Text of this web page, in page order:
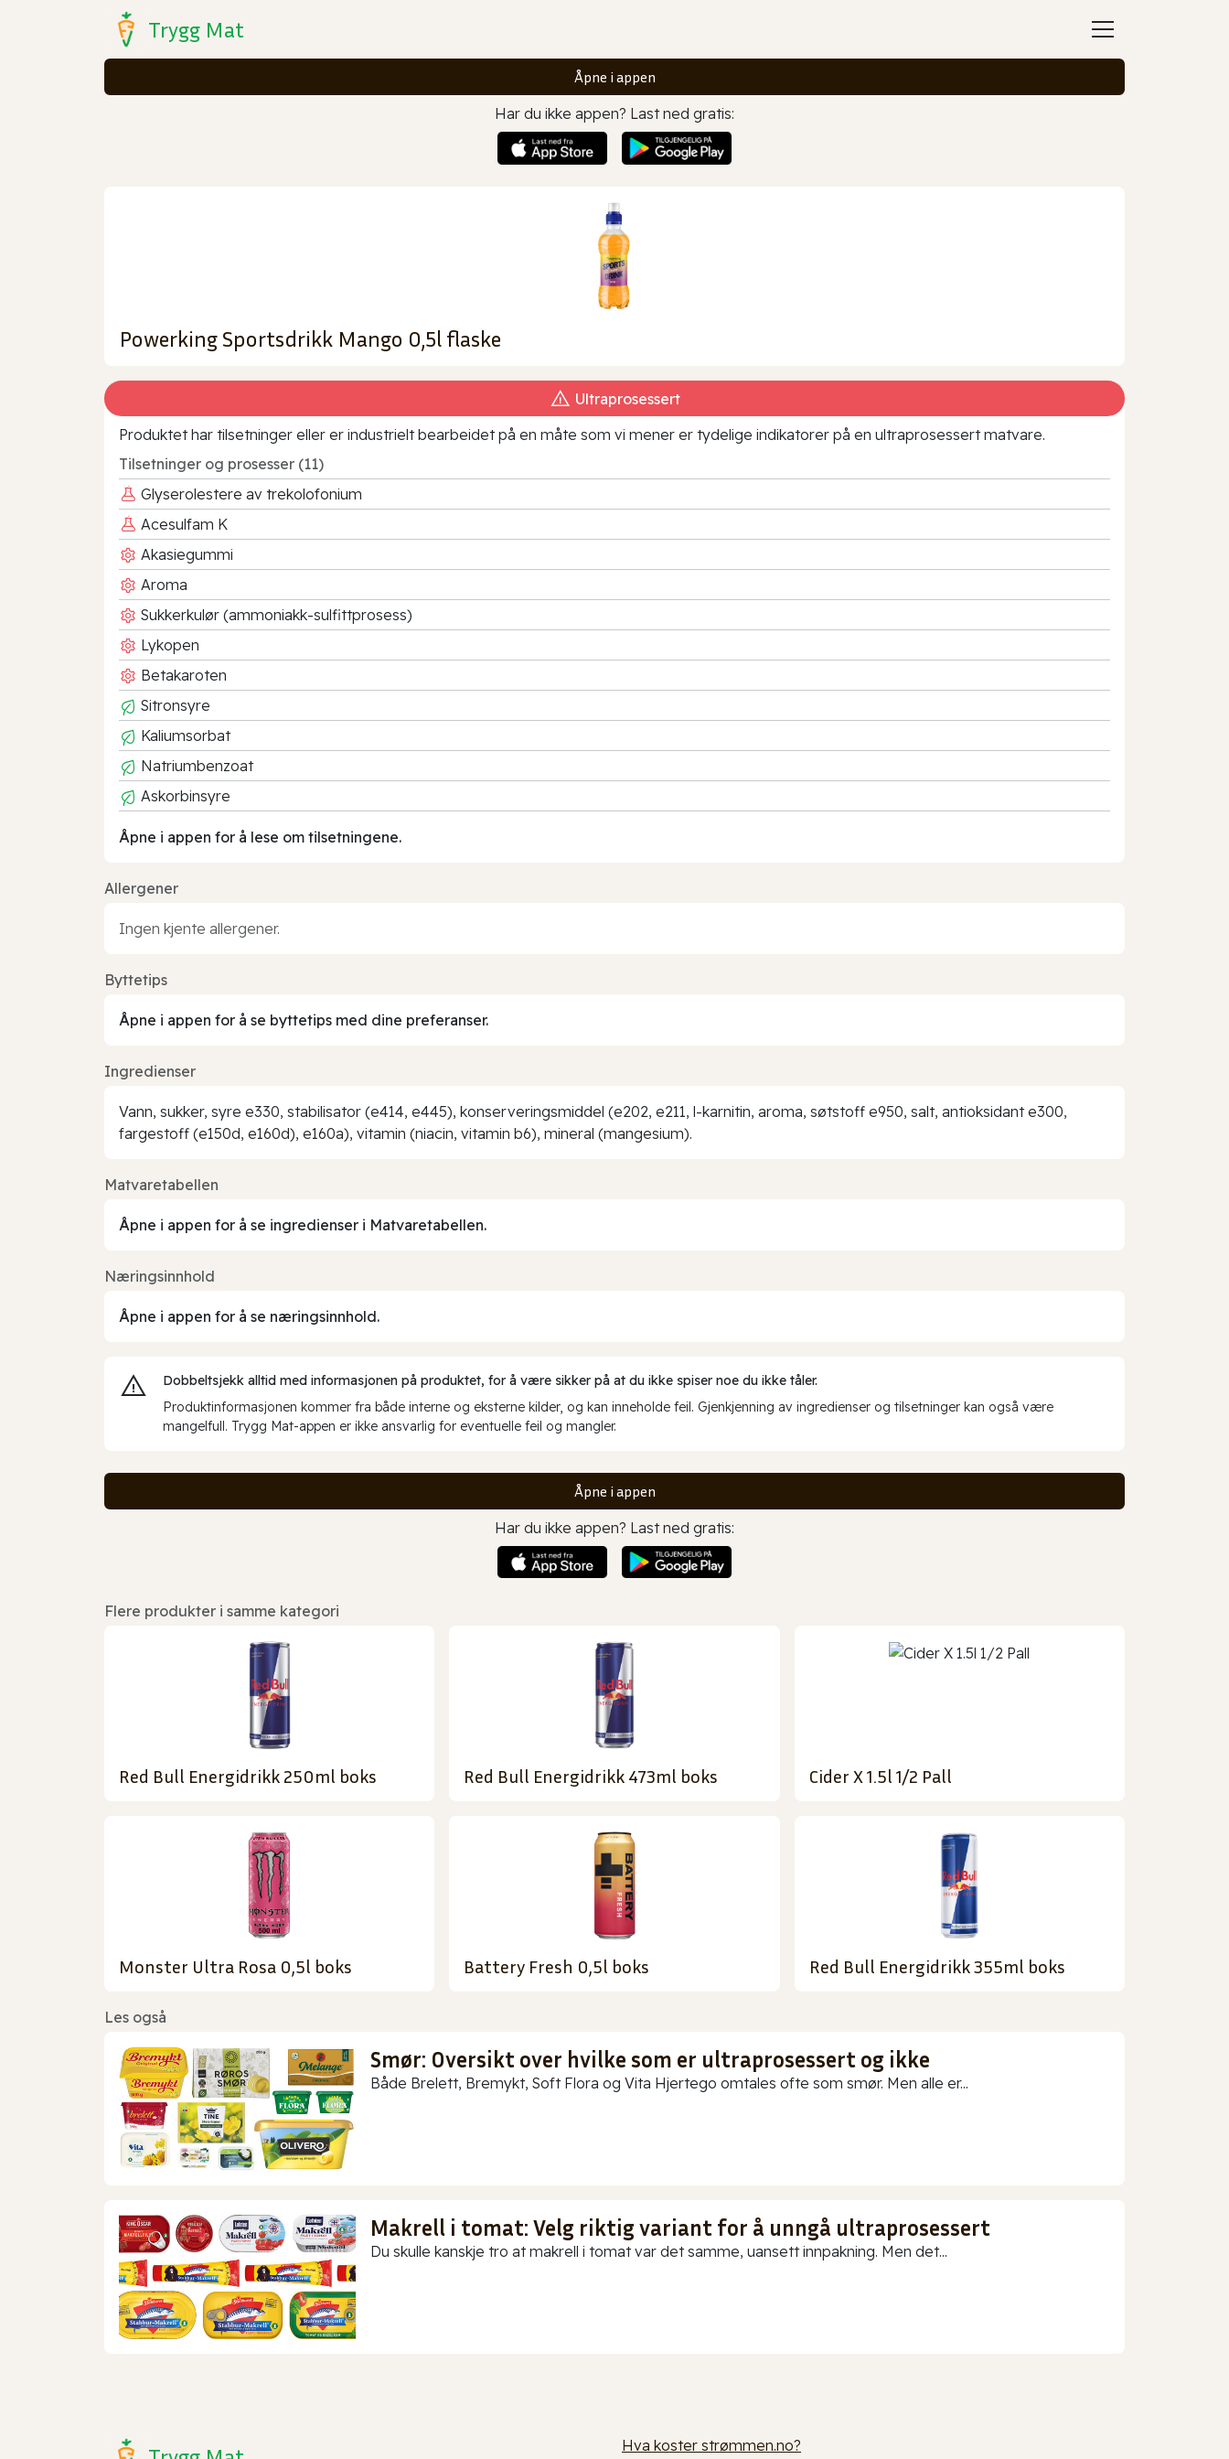
Trygg Mat
Åpne i appen
Har du ikke appen? Last ned gratis:
Powerking Sportsdrikk Mango 0,5l flaske
Ultraprosessert
Produktet har tilsetninger eller er industrielt bearbeidet på en måte som vi mener er tydelige indikatorer på en ultraprosessert matvare.
Tilsetninger og prosesser (11)
Glyserolestere av trekolofonium
Acesulfam K
Akasiegummi
Aroma
Sukkerkulør (ammoniakk-sulfittprosess)
Lykopen
Betakaroten
Sitronsyre
Kaliumsorbat
Natriumbenzoat
Askorbinsyre
Åpne i appen for å lese om tilsetningene.
Allergener
Ingen kjente allergener.
Byttetips
Åpne i appen for å se byttetips med dine preferanser.
Ingredienser
Vann, sukker, syre e330, stabilisator (e414, e445), konserveringsmiddel (e202, e211, l-karnitin, aroma, søtstoff e950, salt, antioksidant e300,
fargestoff (e150d, e160d), e160a), vitamin (niacin, vitamin b6), mineral (mangesium).
Matvaretabellen
Åpne i appen for å se ingredienser i Matvaretabellen.
Næringsinnhold
Åpne i appen for å se næringsinnhold.
Dobbeltsjekk alltid med informasjonen på produktet, for å være sikker på at du ikke spiser noe du ikke tåler.
Produktinformasjonen kommer fra både interne og eksterne kilder, og kan inneholde feil. Gjenkjenning av ingredienser og tilsetninger kan også være
mangelfull. Trygg Mat-appen er ikke ansvarlig for eventuelle feil og mangler.
Åpne i appen
Har du ikke appen? Last ned gratis:
Flere produkter i samme kategori
Red Bull Energidrikk 250ml boks Red Bull Energidrikk 473ml boks Cider X 1.5l 1/2 Pall
Monster Ultra Rosa 0,5l boks Battery Fresh 0,5l boks Red Bull Energidrikk 355ml boks
Les også
Smør: Oversikt over hvilke som er ultraprosessert og ikke
Både Brelett, Bremykt, Soft Flora og Vita Hjertego omtales ofte som smør. Men alle er...
Makrell i tomat: Velg riktig variant for å unngå ultraprosessert
Du skulle kanskje tro at makrell i tomat var det samme, uansett innpakning. Men det...
Hva koster strømmen.no?